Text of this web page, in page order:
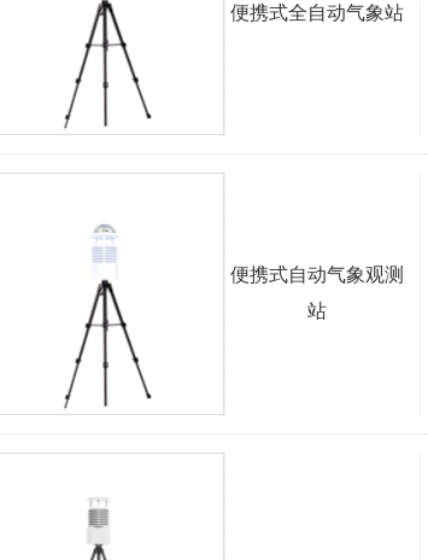
便携式全自动气象站
便携式自动气象观测
站